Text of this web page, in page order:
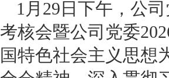
1月29日下午，公
考核会暨公司党委
国特色社会主义思想